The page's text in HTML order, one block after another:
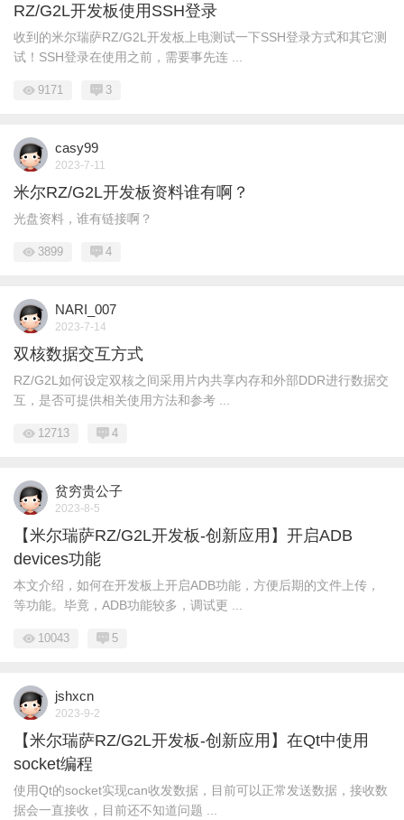
RZ/G2L开发板使用SSH登录
收到的米尔瑞萨RZ/G2L开发板上电测试一下SSH登录方式和其它测
试！SSH登录在使用之前，需要事先连 ...
9171 3
casy99
2023-7-11
米尔RZ/G2L开发板资料谁有啊？
光盘资料，谁有链接啊？
3899 4
NARI_007
2023-7-14
双核数据交互方式
RZ/G2L如何设定双核之间采用片内共享内存和外部DDR进行数据交
互，是否可提供相关使用方法和参考 ...
12713 4
贫穷贵公子
2023-8-5
【米尔瑞萨RZ/G2L开发板-创新应用】开启ADB
devices功能
本文介绍，如何在开发板上开启ADB功能，方便后期的文件上传，
等功能。毕竟，ADB功能较多，调试更 ...
10043 5
jshxcn
2023-9-2
【米尔瑞萨RZ/G2L开发板-创新应用】在Qt中使用
socket编程
使用Qt的socket实现can收发数据，目前可以正常发送数据，接收数
据会一直接收，目前还不知道问题 ...